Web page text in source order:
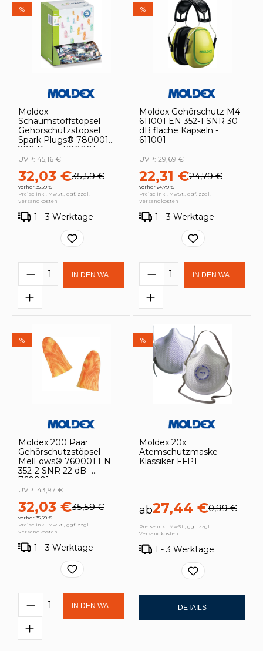
%
Moldex
Schaumstoffstöpsel
Gehörschutzstöpsel
Spark Plugs® 780001
200 Paar - 780001
32,03 €35,59 €
vorher 35,59 €
UVP: 45,16 €
Preise inkl. MwSt., ggf. zzgl.
Versandkosten
1 - 3 Werktage
Produkt Anzahl: Gib den
IN DEN WARENKORB
%
Moldex Gehörschutz M4
611001 EN 352-1 SNR 30
dB flache Kapseln -
611001
22,31 €24,79 €
vorher 24,79 €
UVP: 29,69 €
Preise inkl. MwSt., ggf. zzgl.
Versandkosten
1 - 3 Werktage
Produkt Anzahl:
IN DEN
%
Moldex 200 Paar
Gehörschutzstöpsel
MelLows® 760001 EN
352-2 SNR 22 dB -
760001
32,03 €35,59 €
vorher 35,59 €
UVP: 43,97 €
Preise inkl. MwSt., ggf. zzgl.
Versandkosten
1 - 3 Werktage
Produkt Anzahl: Gib den
IN DEN WARENKORB
%
Moldex 20x
Atemschutzmaske
Klassiker FFP1
ab27,44 €0,99 €
Preise inkl. MwSt., ggf. zzgl.
Versandkosten
1 - 3 Werktage
DETAILS